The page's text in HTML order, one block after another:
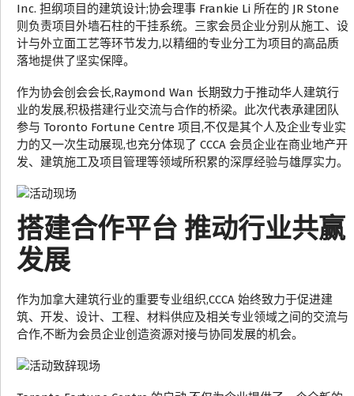
Inc. 担纲项目的建筑设计;协会理事 Frankie Li 所在的 JR Stone
则负责项目外墙石柱的干挂系统。三家会员企业分别从施工、设
计与外立面工艺等环节发力,以精细的专业分工为项目的高品质
落地提供了坚实保障。
作为协会创会会长,Raymond Wan 长期致力于推动华人建筑行
业的发展,积极搭建行业交流与合作的桥梁。此次代表承建团队
参与 Toronto Fortune Centre 项目,不仅是其个人及企业专业实
力的又一次生动展现,也充分体现了 CCCA 会员企业在商业地产开
发、建筑施工及项目管理等领域所积累的深厚经验与雄厚实力。
搭建合作平台 推动行业共赢
发展
作为加拿大建筑行业的重要专业组织,CCCA 始终致力于促进建
筑、开发、设计、工程、材料供应及相关专业领域之间的交流与
合作,不断为会员企业创造资源对接与协同发展的机会。